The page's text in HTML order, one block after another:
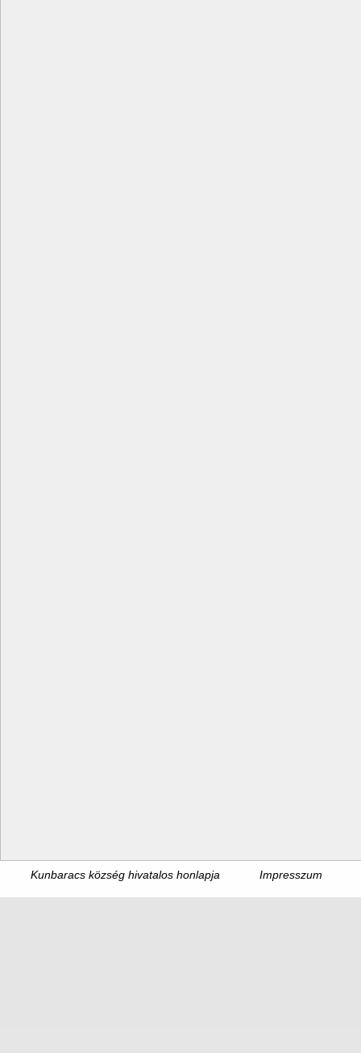
Kunbaracs község hivatalos honlapja Impresszum